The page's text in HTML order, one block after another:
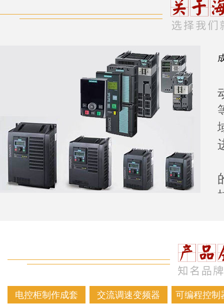
电控柜制作成套 交流调速变频器 可编程控制